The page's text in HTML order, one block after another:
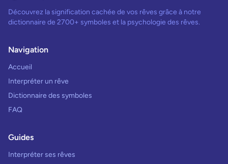
Découvrez la signification cachée de vos rêves grâce à notre
dictionnaire de 2700+ symboles et la psychologie des rêves.
Navigation
Accueil
Interpréter un rêve
Dictionnaire des symboles
FAQ
Guides
Interpréter ses rêves